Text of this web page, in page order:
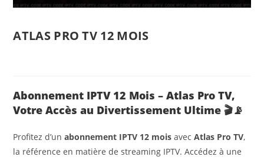
ATLAS PRO TV 12 MOIS
Abonnement IPTV 12 Mois – Atlas Pro TV,
Votre Accès au Divertissement Ultime 🎬📡
Profitez d’unabonnement IPTV 12 mois avecAtlas Pro TV,
la référence en matière de streaming IPTV. Accédez à une